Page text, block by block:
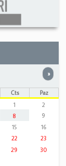
»
Cts
Paz
1
2
8
9
15
16
22
23
29
30